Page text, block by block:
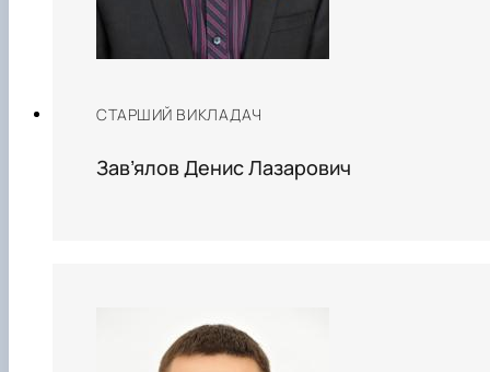
СТАРШИЙ ВИКЛАДАЧ
Зав’ялов Денис Лазарович